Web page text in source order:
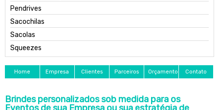
Pendrives
Sacochilas
Sacolas
Squeezes
Home Empresa Clientes Parceiros Orçamento Contato
Brindes personalizados sob medida para os